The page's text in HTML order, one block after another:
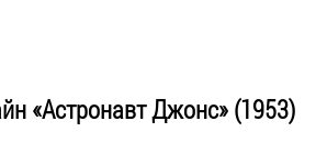
«Астронавт Джонс» (1953)
CATEGORIES